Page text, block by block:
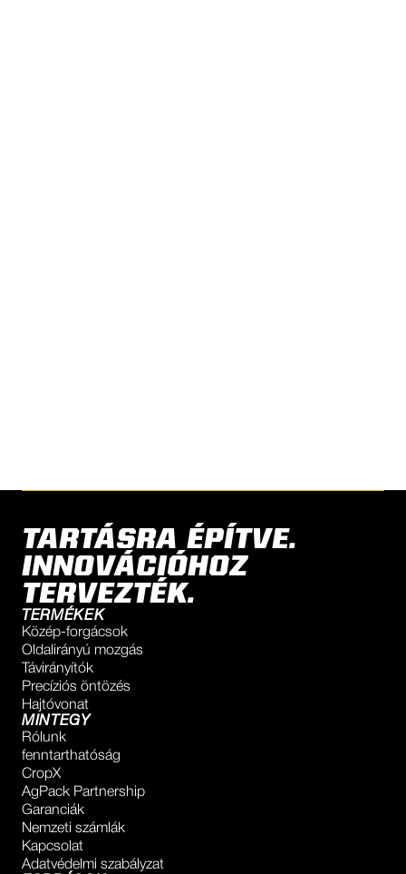
TARTÁSRA ÉPÍTVE.
INNOVÁCIÓHOZ
TERVEZTÉK.
TERMÉKEK
Közép-forgácsok
Oldalirányú mozgás
Távirányítók
Precíziós öntözés
Hajtóvonat
MINTEGY
Rólunk
fenntarthatóság
CropX
AgPack Partnership
Garanciák
Nemzeti számlák
Kapcsolat
Adatvédelmi szabályzat